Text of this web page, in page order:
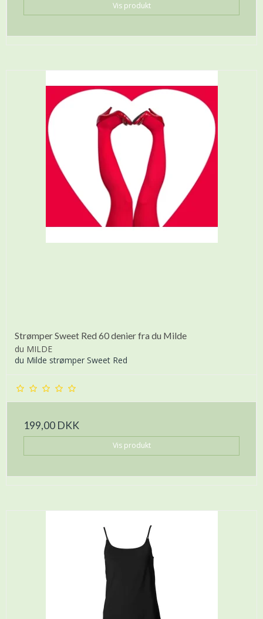
Vis produkt
Strømper Sweet Red 60 denier fra du Milde
du MILDE
du Milde strømper Sweet Red
199,00 DKK
Vis produkt